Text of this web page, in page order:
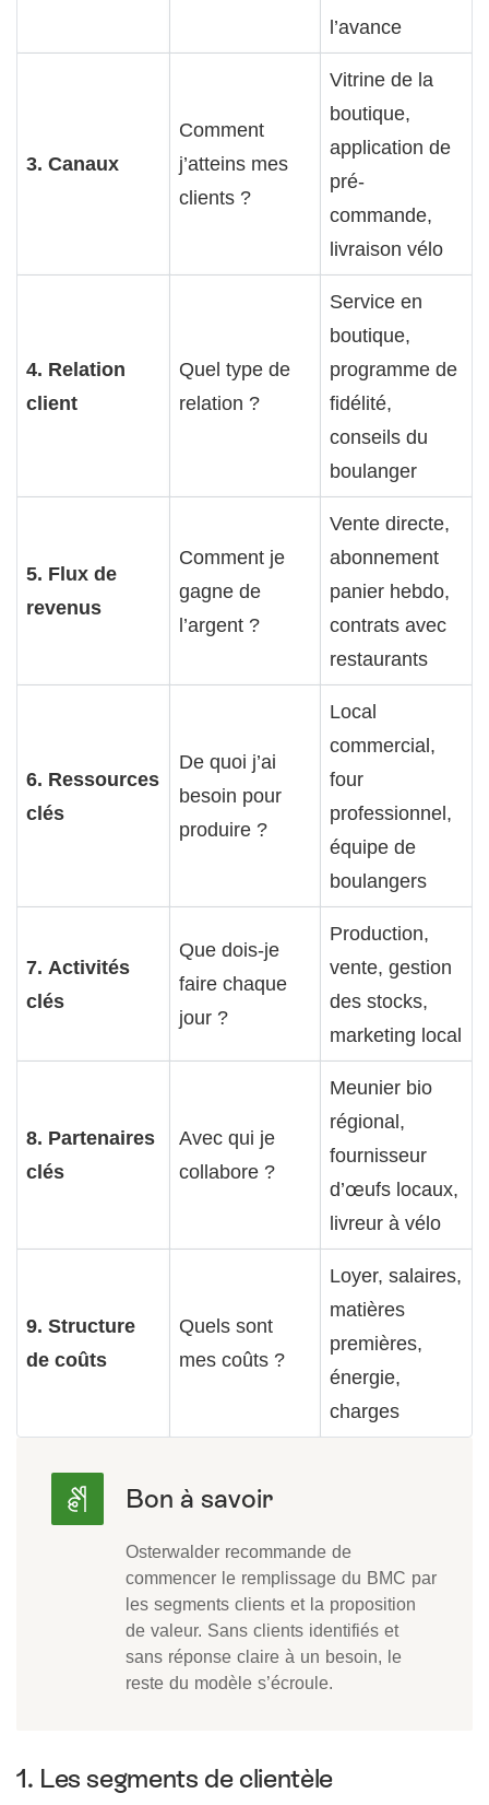
l’avance
3. Canaux
Comment
j’atteins mes
clients ?
Vitrine de la
boutique,
application de
pré-
commande,
livraison vélo
4. Relation
client
Quel type de
relation ?
Service en
boutique,
programme de
fidélité,
conseils du
boulanger
5. Flux de
revenus
Comment je
gagne de
l’argent ?
Vente directe,
abonnement
panier hebdo,
contrats avec
restaurants
6. Ressources
clés
De quoi j’ai
besoin pour
produire ?
Local
commercial,
four
professionnel,
équipe de
boulangers
7. Activités
clés
Que dois-je
faire chaque
jour ?
Production,
vente, gestion
des stocks,
marketing local
8. Partenaires
clés
Avec qui je
collabore ?
Meunier bio
régional,
fournisseur
d’œufs locaux,
livreur à vélo
9. Structure
de coûts
Quels sont
mes coûts ?
Loyer, salaires,
matières
premières,
énergie,
charges
Osterwalder recommande de
commencer le remplissage du BMC par
les segments clients et la proposition
de valeur. Sans clients identifiés et
sans réponse claire à un besoin, le
reste du modèle s’écroule.
1. Les segments de clientèle